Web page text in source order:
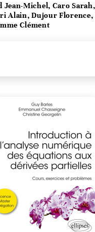
Jean-Michel, Caro
Alain, Dujour Florence,
Clément